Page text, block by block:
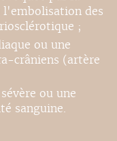
des
;
ou une
crâniens (artère
ou une
sanguine.